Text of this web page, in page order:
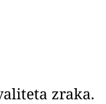
zraka.